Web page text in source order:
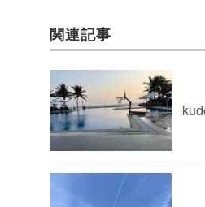
関連記事